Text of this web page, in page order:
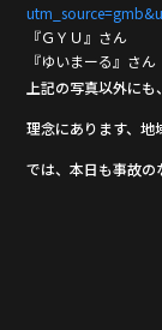
『ＧＹＵ』さん
『ゆいまーる』さん
上記の写真以外に
理念にあります、地
では、本日も事故の